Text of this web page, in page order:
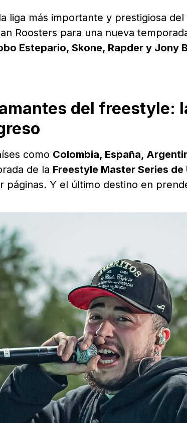
liga más importante y prestigiosa
Roosters para una nueva
Estepario, Skone, Rapder y Jony
del freestyle:
como Colombia, España,
de la Freestyle Master Series de
páginas. Y el último destino en